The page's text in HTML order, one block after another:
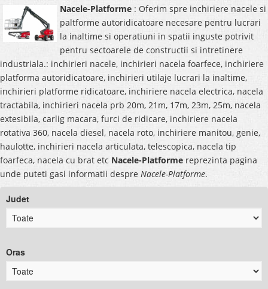
Nacele-Platforme : Oferim spre inchiriere nacele si
paltforme autoridicatoare necesare pentru lucrari
la inaltime si operatiuni in spatii inguste potrivit
pentru sectoarele de constructii si intretinere
industriala.: inchirieri nacele, inchirieri nacela foarfece, inchiriere
platforma autoridicatoare, inchirieri utilaje lucrari la inaltime,
inchirieri platforme ridicatoare, inchiriere nacela electrica, nacela
tractabila, inchirieri nacela prb 20m, 21m, 17m, 23m, 25m, nacela
extesibila, carlig macara, furci de ridicare, inchiriere nacela
rotativa 360, nacela diesel, nacela roto, inchiriere manitou, genie,
haulotte, inchirieri nacela articulata, telescopica, nacela tip
foarfeca, nacela cu brat etc Nacele-Platforme reprezinta pagina
unde puteti gasi informatii despre Nacele-Platforme.
Judet
Oras